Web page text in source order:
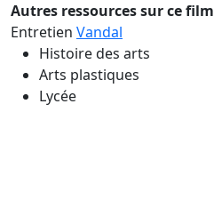
Autres ressources sur ce film
Entretien Vandal
Histoire des arts
Arts plastiques
Lycée